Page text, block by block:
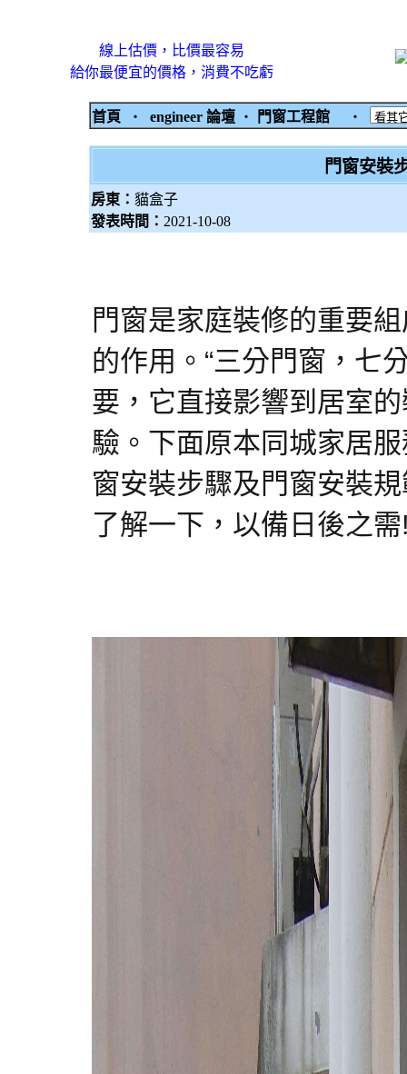
線上估價，比價最容易
給你最便宜的價格，消費不吃虧
首頁 ‧ engineer 論壇 ‧ 門窗工程館 ‧
門窗安裝
房東： 貓盒子
發表時間： 2021-10-08
門窗是家庭裝修的重要
的作用。“三分門窗，七
要，它直接影響到居室
驗。下面原本同城家居
窗安裝步驟及門窗安裝
了解一下，以備日後之